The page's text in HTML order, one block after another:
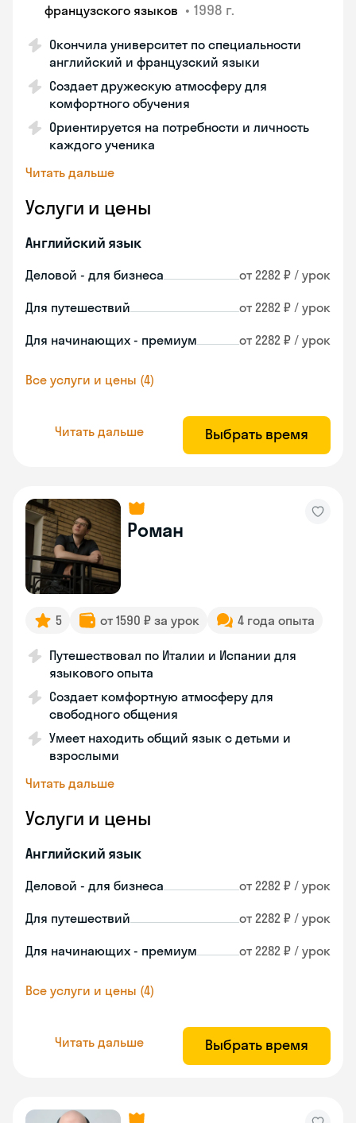
французского языков • 1998 г.
Окончила университет по специальности
английский и французский языки
Создает дружескую атмосферу для
комфортного обучения
Ориентируется на потребности и личность
каждого ученика
Читать дальше
Услуги и цены
Английский язык
Деловой - для бизнеса от 2282 ₽ / урок
Для путешествий от 2282 ₽ / урок
Для начинающих - премиум от 2282 ₽ / урок
Все услуги и цены (4)
Читать дальше Выбрать время
Роман
5 от 1590 ₽ за урок 4 года опыта
Путешествовал по Италии и Испании для
языкового опыта
Создает комфортную атмосферу для
свободного общения
Умеет находить общий язык с детьми и
взрослыми
Читать дальше
Услуги и цены
Английский язык
Деловой - для бизнеса от 2282 ₽ / урок
Для путешествий от 2282 ₽ / урок
Для начинающих - премиум от 2282 ₽ / урок
Все услуги и цены (4)
Читать дальше Выбрать время